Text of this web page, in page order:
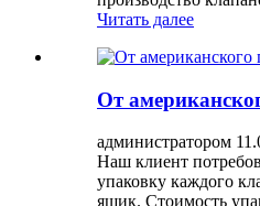
Читать далее
От
администратором
Наш клиент
упаковку каждого
ящик. Стоимость